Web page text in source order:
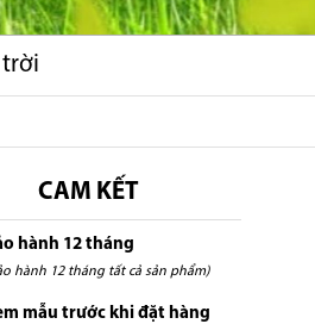
CAM KẾT
hành 12 tháng
hành 12 tháng tất cả sản phẩm)
mẫu trước khi đặt hàng